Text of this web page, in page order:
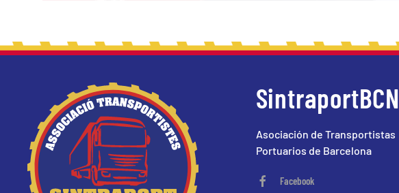
SintraportBCN
Asociación de Transportistas
Portuarios de Barcelona
Facebook